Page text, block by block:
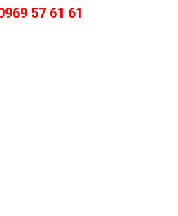
57 61 61